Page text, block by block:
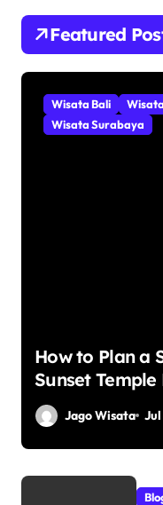
n
u
k
Featured
Wisata Bali
Wisata Surabaya
How to Plan a
Sunset Temple
Yogyakarta
Jago Wisata